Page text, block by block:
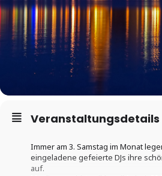
Veranstaltungsdetails
Immer am 3. Samstag im Monat
eingeladene gefeierte DJs ihre
auf.